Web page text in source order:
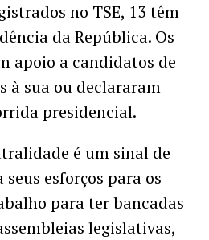
no TSE, 13 têm
da República. Os
apoio a candidatos de
à sua ou declararam
presidencial.
é um sinal de
esforços para os
para ter bancadas
legislativas,